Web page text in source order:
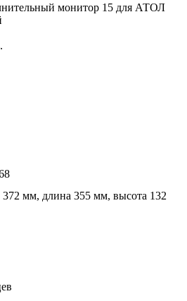
монитор 15 для АТОЛ
мм, длина 355 мм, высота 132